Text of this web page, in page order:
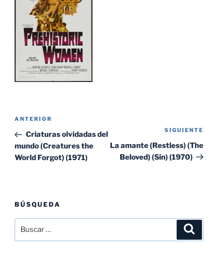
Navegación
entradas
Entrada
anterior:
ANTERIOR
Criaturas olvidadas del
mundo (Creatures the
World Forgot) (1971)
SIGUIENTE
La amante (Restless) (The
Beloved) (Sin) (1970)
BÚSQUEDA
por: